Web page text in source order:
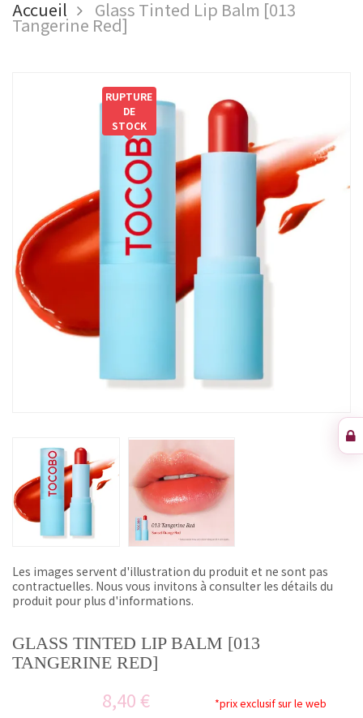
Accueil Glass Tinted Lip Balm [013
Tangerine Red]
RUPTURE
DE
STOCK
Les images servent d'illustration du produit et ne sont pas
contractuelles. Nous vous invitons à consulter les détails du
produit pour plus d'informations.
GLASS TINTED LIP BALM [013
TANGERINE RED]
8,40 € *prix exclusif sur le web